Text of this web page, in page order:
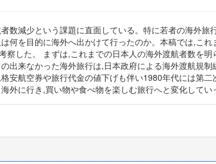
数減少という課題に直面している。特に若者の海外
何を目的に海外へ出かけて行ったのか。本稿では,こ
察した。 まずは,これまでの日本人の海外渡航者数を
出来なかった海外旅行は,日本政府による海外渡航規
安航空券や旅行代金の値下げも伴い1980年代には第
外に行き,買い物や食べ物を楽しむ旅行へと変化してい